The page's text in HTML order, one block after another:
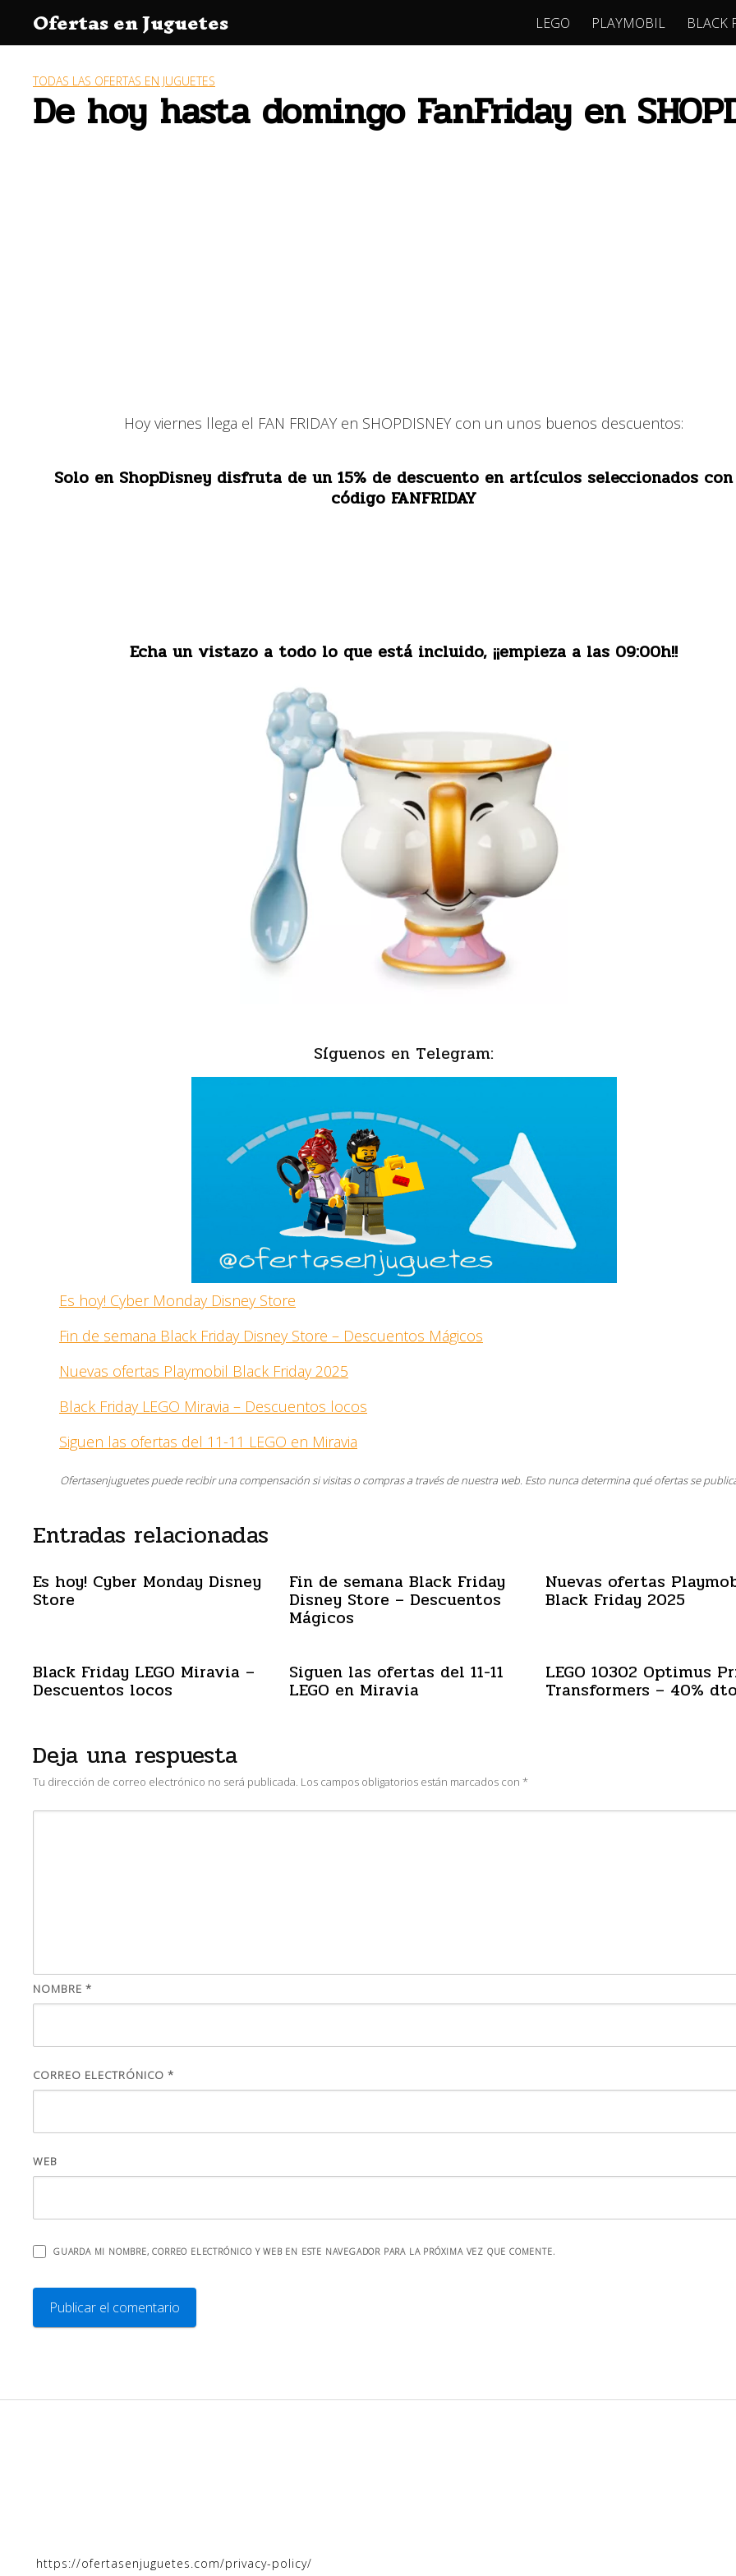
contenido
Ofertas en Juguetes LEGO PLAYMOBIL BLACK
TODAS LAS OFERTAS EN JUGUETES
De hoy hasta domingo FanFriday en
Hoy viernes llega el FAN FRIDAY en SHOPDISNEY con un unos buenos descuentos:
Solo en ShopDisney disfruta de un 15% de descuento en artículos seleccionados
código FANFRIDAY
Echa un vistazo a todo lo que está incluido, ¡¡empieza a las 09:00h!!
Síguenos en Telegram:
Es hoy! Cyber Monday Disney Store
Fin de semana Black Friday Disney Store – Descuentos Mágicos
Nuevas ofertas Playmobil Black Friday 2025
Black Friday LEGO Miravia – Descuentos locos
Siguen las ofertas del 11-11 LEGO en Miravia
Ofertasenjuguetes puede recibir una compensación si visitas o compras a través de nuestra web. Esto nunca determina qué ofertas se
Entradas relacionadas
Es hoy! Cyber Monday Disney
Store
Fin de semana Black Friday
Disney Store – Descuentos
Mágicos
Nuevas ofertas
Black Friday 2025
Black Friday LEGO Miravia –
Descuentos locos
Siguen las ofertas del 11-11
LEGO en Miravia
LEGO 10302 Optimus
Transformers – 40%
Deja una respuesta
Tu dirección de correo electrónico no será publicada. Los campos obligatorios están marcados con *
NOMBRE *
CORREO ELECTRÓNICO *
WEB
GUARDA MI NOMBRE, CORREO ELECTRÓNICO Y WEB EN ESTE NAVEGADOR PARA LA PRÓXIMA VEZ QUE COMENTE.
https://ofertasenjuguetes.com/privacy-policy/